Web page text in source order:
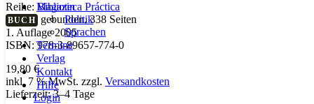
Magazin
Politik
Sprachen
Termine
Verlag
Kontakt
Hilfe
Login
Reihe:Biblioteca Práctica
BUCH gebunden, 338 Seiten
1. Auflage 2005
ISBN: 978-3-89657-774-0
19,80 €
inkl. 7 % MwSt. zzgl. Versandkosten
Lieferzeit:3–4 Tage